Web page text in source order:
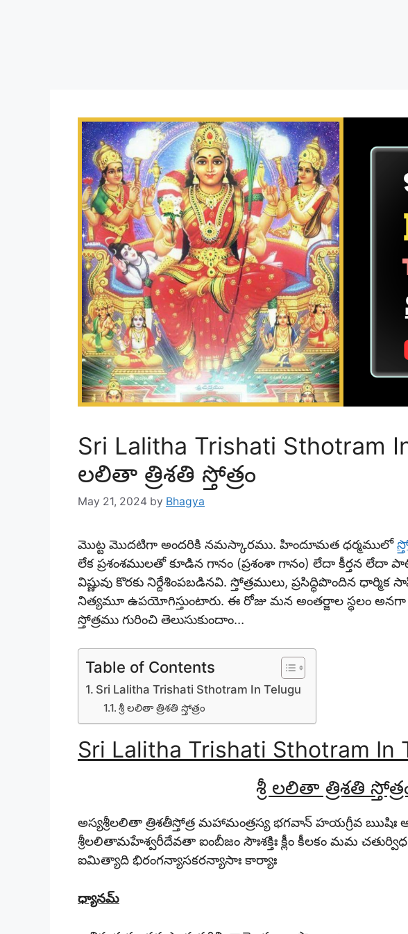
Sri Lalitha Trishati Sthotram
లలితా త్రిశతి స్తోత్రం
May 21, 2024 by Bhagya
మొట్ట మొదటిగా అందరికి నమస్కారము. హిందూమత ధర్మములో
లేక ప్రశంశములతో కూడిన గానం (ప్రశంశా గానం) లేదా కీర్తన లేదా
విష్ణువు కొరకు నిర్దేశింపబడినవి. స్తోత్రములు, ప్రసిద్ధిపొందిన
నిత్యమూ ఉపయోగిస్తుంటారు. ఈ రోజు మన అంతర్జాల స్థలం అనగా
స్తోత్రము గురించి తెలుసుకుందాం…
Table of Contents
Sri Lalitha Trishati Sthotram In Telugu
శ్రీ లలితా త్రిశతి స్తోత్రం
Sri Lalitha Trishati Sthotram In
శ్రీ లలితా త్రిశతి
అస్యశ్రీలలితా త్రిశతీస్తోత్ర మహామంత్రస్య భగవాన్ హయగ్రీవ ఋషిః
శ్రీలలితామహేశ్వరీదేవతా ఐంబీజం సౌఃశక్తిః క్లీం కీలకం మమ చతుర్విధ
ఐమిత్యాది భిరంగన్యాసకరన్యాసాః కార్యాః
ధ్యానమ్